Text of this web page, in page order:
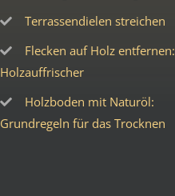
Terrassendielen streichen
Flecken auf Holz entfernen:
Holzauffrischer
Holzboden mit Naturöl:
Grundregeln für das Trocknen